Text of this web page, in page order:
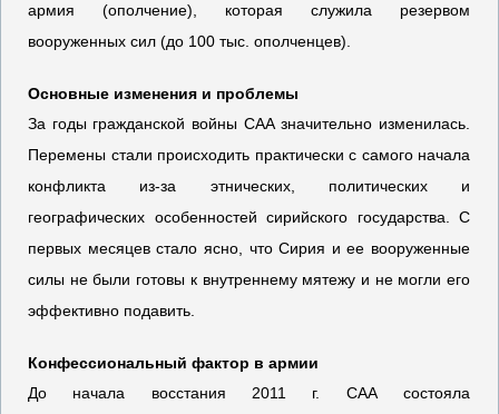
армия (ополчение), которая служила резервом
вооруженных сил (до 100 тыс. ополченцев).
Основные изменения и проблемы
За годы гражданской войны САА значительно изменилась.
Перемены стали происходить практически с самого начала
конфликта из-за этнических, политических и
географических особенностей сирийского государства. С
первых месяцев стало ясно, что Сирия и ее вооруженные
силы не были готовы к внутреннему мятежу и не могли его
эффективно подавить.
Конфессиональный фактор в армии
До начала восстания 2011 г. САА состояла